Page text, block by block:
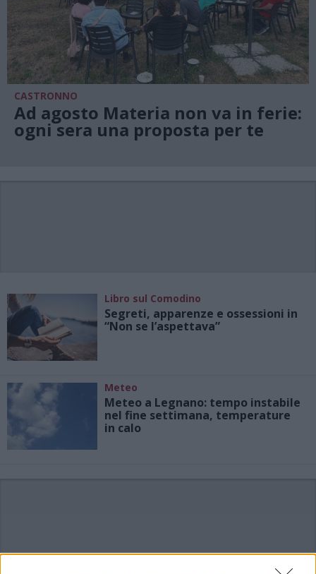
CASTRONNO
Ad agosto Materia non va in ferie:
ogni sera una proposta per te
Libro sul Comodino
Segreti, apparenze e ossessioni in
“Non se l’aspettava”
Meteo
Meteo a Legnano: tempo instabile
nel fine settimana, temperature
in calo